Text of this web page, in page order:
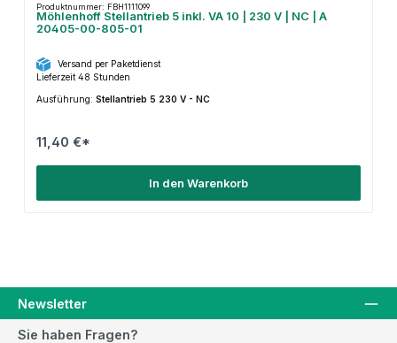
Produktnummer: FBH1111099
Möhlenhoff Stellantrieb 5 inkl. VA 10 | 230 V | NC | A
20405-00-805-01
Versand per Paketdienst
Lieferzeit 48 Stunden
Ausführung: Stellantrieb 5 230 V - NC
11,40 €*
In den Warenkorb
Newsletter
Sie haben Fragen?